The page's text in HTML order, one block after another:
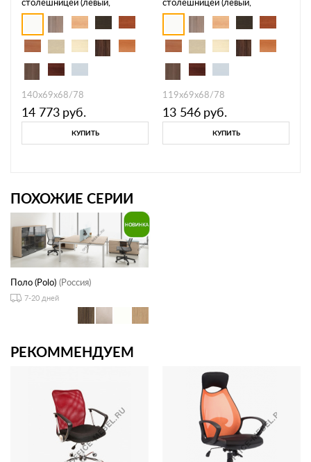
телескопические опоры)
Periscope F2182
140х69х68/78
14 773 руб.
КУПИТЬ
телескопические опоры)
Periscope F2184
119х69х68/78
13 546 руб.
КУПИТЬ
ПОХОЖИЕ СЕРИИ
Поло (Polo) (Россия)
7-20 дней
РЕКОММЕНДУЕМ